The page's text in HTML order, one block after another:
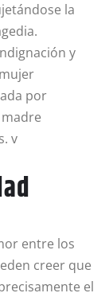
la
y
por
v
entre los
creer que
el